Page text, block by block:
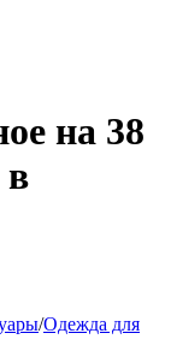
на 38
в
/Одежда для